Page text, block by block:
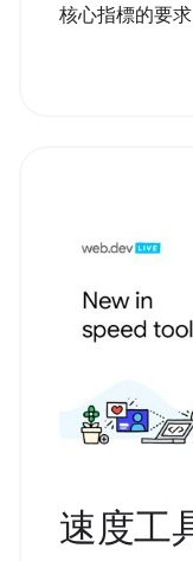
核心指標的要
速度工